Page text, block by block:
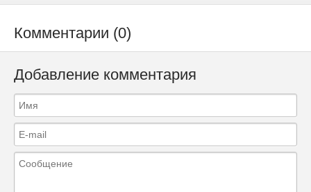
Комментарии (0)
Добавление комментария